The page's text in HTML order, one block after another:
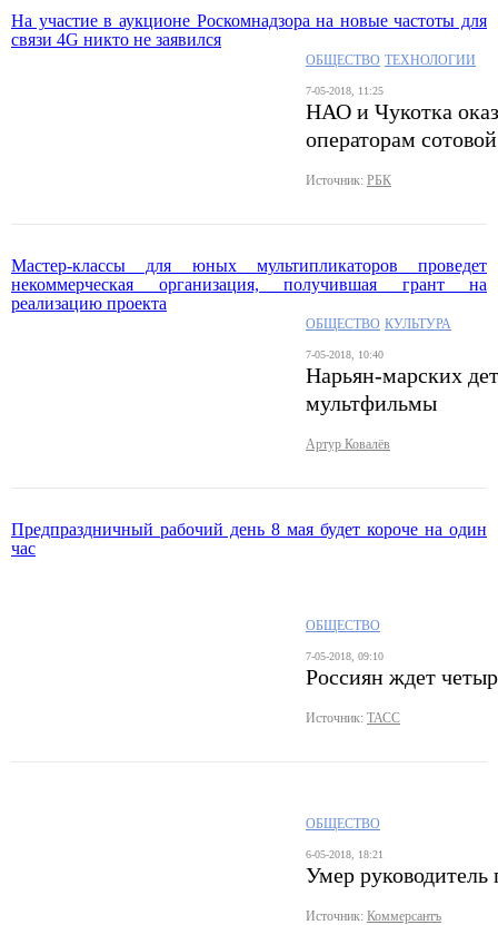
На участие в аукционе Роскомнадзора на новые частоты для
связи 4G никто не заявился
ОБЩЕСТВО ТЕХНОЛОГИИ
7-05-2018, 11:25
НАО и Чукотка
операторам
Источник: РБК
Мастер-классы для юных мультипликаторов проведет
некоммерческая организация, получившая грант на
реализацию проекта
ОБЩЕСТВО КУЛЬТУРА
7-05-2018, 10:40
Нарьян-марских
мультфильмы
Артур Ковалёв
Предпраздничный рабочий день 8 мая будет короче на один
час
ОБЩЕСТВО
7-05-2018, 09:10
Россиян ждет
Источник: ТАСС
ОБЩЕСТВО
6-05-2018, 18:21
Умер
Источник: Коммерсантъ